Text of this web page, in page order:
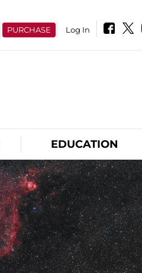
PURCHASE Log In
EDUCATION